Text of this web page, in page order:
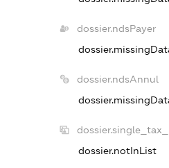
dossier.ndsPayer
dossier.ndsAnnul
dossier.notInList